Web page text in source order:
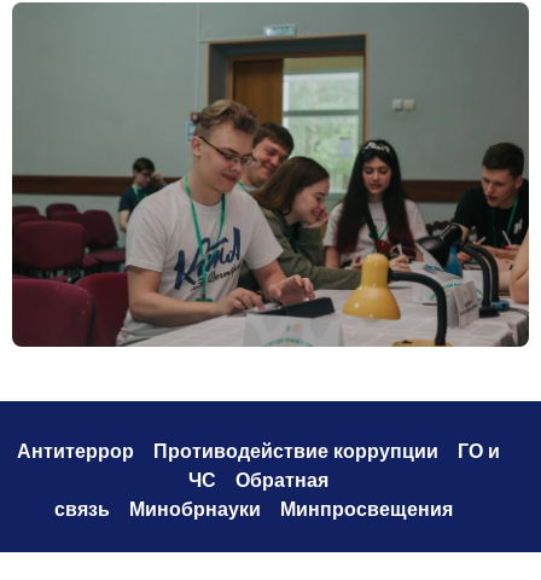
Антитеррор Противодействие коррупции
ГО и
ЧС
Обратная
связь
Минобрнауки Минпросвещения